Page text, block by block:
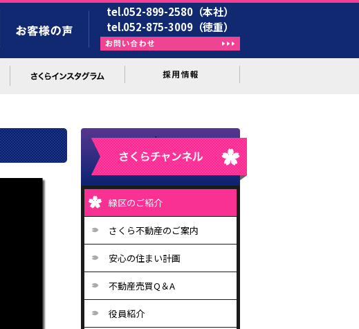
tel.052-899-2580（本社）
tel.052-875-3009（徳重）
緑区のご紹介
さくら不動産のご案内
安心の住まい計画
不動産売買Q＆A
役員紹介